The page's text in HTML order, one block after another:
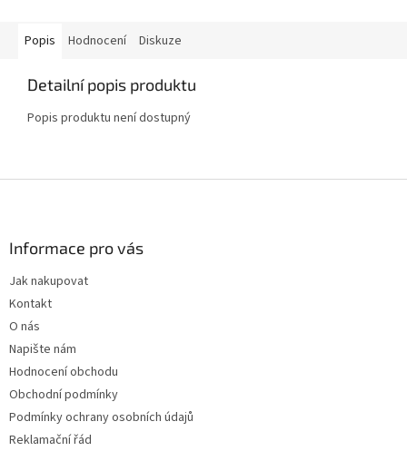
Popis Hodnocení Diskuze
Detailní popis produktu
Popis produktu není dostupný
Informace pro vás
Jak nakupovat
Kontakt
O nás
Napište nám
Hodnocení obchodu
Obchodní podmínky
Podmínky ochrany osobních údajů
Reklamační řád